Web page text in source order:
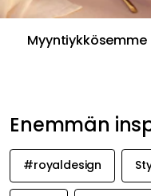
Myyntiykkösemme
Enemmän
#royaldesign